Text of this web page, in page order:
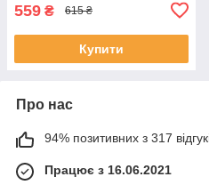
559 ₴ 615 ₴
Купити
Про нас
94% позитивних з 317
Працює з 16.06.2021